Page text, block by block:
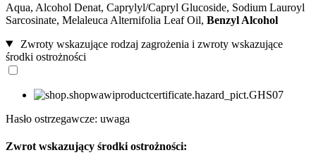
Aqua, Alcohol Denat, Caprylyl/Capryl Glucoside, Sodium Lauroyl
Sarcosinate, Melaleuca Alternifolia Leaf Oil, Benzyl Alcohol
Zwroty wskazujące rodzaj zagrożenia i zwroty wskazujące
środki ostrożności
Hasło ostrzegawcze: uwaga
Zwrot wskazujący środki ostrożności: